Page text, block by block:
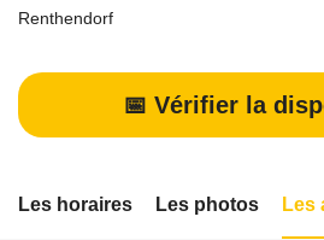
Renthendorf
📅 Vérifier la
Les horaires Les photos Les